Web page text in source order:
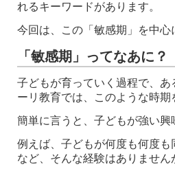
れるキーワードがあります。
今回は、この「敏感期」を中心
「敏感期」ってなあに？
子どもが育っていく過程で、
ーリ教育では、このような時期
簡単に言うと、子どもが強い興
例えば、子どもが何度も何度
など、そんな経験はありません